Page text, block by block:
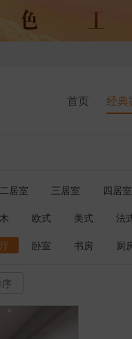
首页 经典
二居室 三居室
四居室
欧式 美式
法
卧室 书房 厨